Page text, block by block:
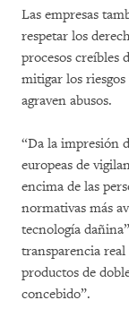
Las empresas
respetar los
procesos creíbles
mitigar los
agraven abusos.
“Da la impresión
europeas de
encima de las
normativas más
tecnología
transparencia
productos de
concebido”.